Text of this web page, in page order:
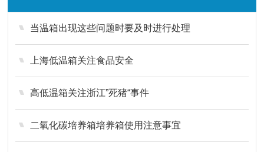
当温箱出现这些问题时要及时进行处理
上海低温箱关注食品安全
高低温箱关注浙江”死猪“事件
二氧化碳培养箱培养箱使用注意事宜